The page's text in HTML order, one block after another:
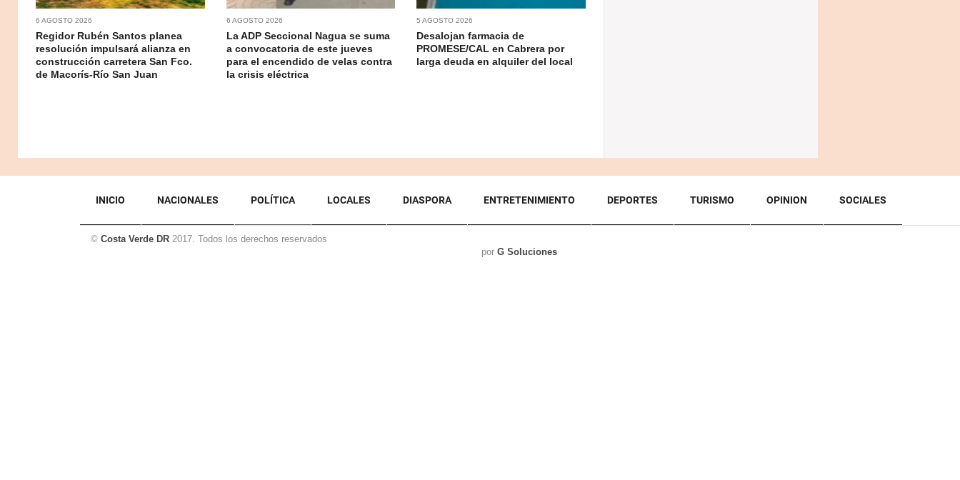
6 AGOSTO 2026
Regidor Rubén Santos planea
resolución impulsará alianza en
construcción carretera San Fco.
de Macorís-Río San Juan
6 AGOSTO 2026
La ADP Seccional Nagua se suma
a convocatoria de este jueves
para el encendido de velas contra
la crisis eléctrica
5 AGOSTO 2026
Desalojan farmacia de
PROMESE/CAL en Cabrera por
larga deuda en alquiler del local
INICIO NACIONALES POLÍTICA LOCALES DIASPORA ENTRETENIMIENTO DEPORTES TURISMO OPINION SOCIALES
© Costa Verde DR 2017. Todos los derechos reservados
por G Soluciones